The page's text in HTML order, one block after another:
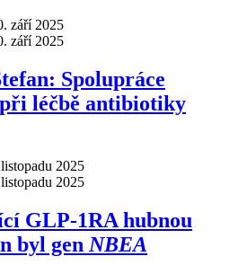
září 2025
září 2025
Spolupráce
léčbě antibiotiky
2025
2025
GLP-1RA hubnou
byl gen NBEA